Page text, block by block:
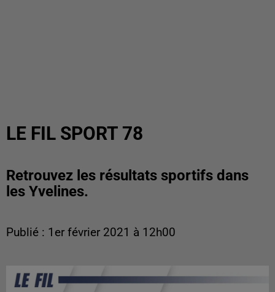
LE FIL SPORT 78
Retrouvez les résultats sportifs dans
les Yvelines.
Publié : 1er février 2021 à 12h00